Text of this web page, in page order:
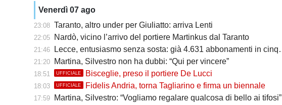
Venerdì 07 ago
23:08 Taranto, altro under per Giuliatto: arriva Lenti
22:05 Nardò, vicino l’arrivo del portiere Martinkus dal Taranto
21:46 Lecce, entusiasmo senza sosta: già 4.631 abbonamenti in cinque giorni
21:20 Martina, Silvestro non ha dubbi: “Qui per vincere”
18:51 UFFICIALE Bisceglie, preso il portiere De Lucci
18:03 UFFICIALE Fidelis Andria, torna Tagliarino e firma un biennale
17:59 Martina, Silvestro: “Vogliamo regalare qualcosa di bello ai tifosi”